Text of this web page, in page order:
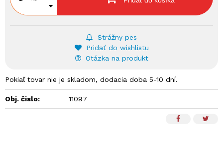
Strážny pes
Pridať do wishlistu
Otázka na produkt
Pokiaľ tovar nie je skladom, dodacia doba 5-10 dní.
Obj. čislo: 11097